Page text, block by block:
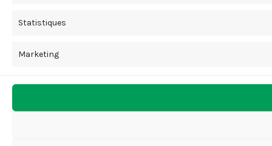
Statistiques
Marketing